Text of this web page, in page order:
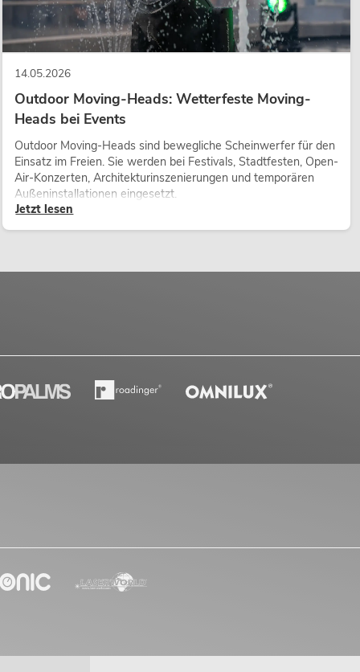
14.05.2026
Outdoor Moving-Heads: Wetterfeste Moving-
Heads bei Events
Outdoor Moving-Heads sind bewegliche Scheinwerfer für den
Einsatz im Freien. Sie werden bei Festivals, Stadtfesten, Open-
Air-Konzerten, Architekturinszenierungen und temporären
Außeninstallationen eingesetzt.
Jetzt lesen